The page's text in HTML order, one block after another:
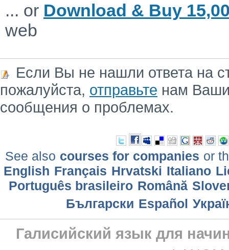
... or Download & Buy
web
Если Вы не нашли ответа на
пожалуйста, отправьте нам
сообщения о проблемах.
See also courses for companies or
English Français Hrvatski Italiano
Português brasileiro Română
Български Еspañol
Галисийский язык для